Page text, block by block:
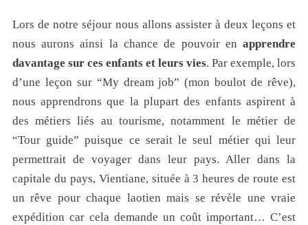
Lors de notre séjour nous allons assister à deux leçons et
nous aurons ainsi la chance de pouvoir enapprendre
davantage sur ces enfants et leurs vies. Par exemple, lors
d’une leçon sur “My dream job” (mon boulot de rêve),
nous apprendrons que la plupart des enfants aspirent à
des métiers liés au tourisme, notamment le métier de
“Tour guide” puisque ce serait le seul métier qui leur
permettrait de voyager dans leur pays. Aller dans la
capitale du pays, Vientiane, située à 3 heures de route est
un rêve pour chaque laotien mais se révèle une vraie
expédition car cela demande un coût important… C’est